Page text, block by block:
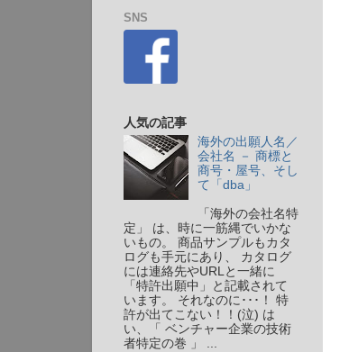
SNS
人気の記事
海外の出願人名／
会社名 － 商標と
商号・屋号、そし
て「dba」
「海外の会社名特
定」 は、時に一筋縄でいかな
いもの。 商品サンプルもカタ
ログも手元にあり、 カタログ
には連絡先やURLと一緒に
「特許出願中」と記載されて
います。 それなのに･･･！ 特
許が出てこない！！(泣) は
い、「 ベンチャー企業の技術
者特定の巻 」 ...